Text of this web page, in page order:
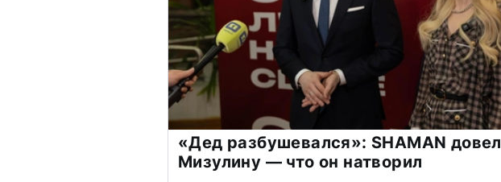
«Дед разбушевался»: SHAMAN довел
Мизулину — что он натворил